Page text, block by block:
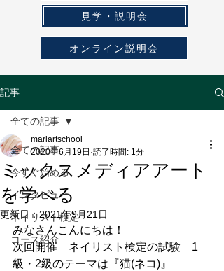
見学・説明会
オンライン説明会
記事
全ての記事
今すぐ始める
インタビュー
ネイリスト検定
コース紹介
全ての記事
ミックスメディアアート
を学べる
mariartschool
2020年6月19日 読了時間: 1分
更新日：2021年9月21日
みなさんこんにちは！
次回開催　ネイリスト検定の試験　1
級・2級のテーマは『猫(ネコ)』